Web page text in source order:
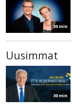
30 min
Uusimmat
30 min